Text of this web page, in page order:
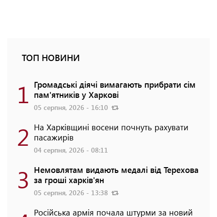
ТОП НОВИНИ
1 Громадські діячі вимагають прибрати сім
пам'ятників у Харкові
05 серпня, 2026 - 16:10
2 На Харківщині восени почнуть рахувати
пасажирів
04 серпня, 2026 - 08:11
3 Немовлятам видають медалі від Терехова
за гроші харків'ян
05 серпня, 2026 - 13:38
Російська армія почала штурми за новий